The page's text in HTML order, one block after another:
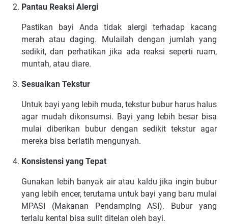
Pantau Reaksi Alergi
Pastikan bayi Anda tidak alergi terhadap kacang
merah atau daging. Mulailah dengan jumlah yang
sedikit, dan perhatikan jika ada reaksi seperti ruam,
muntah, atau diare.
Sesuaikan Tekstur
Untuk bayi yang lebih muda, tekstur bubur harus halus
agar mudah dikonsumsi. Bayi yang lebih besar bisa
mulai diberikan bubur dengan sedikit tekstur agar
mereka bisa berlatih mengunyah.
Konsistensi yang Tepat
Gunakan lebih banyak air atau kaldu jika ingin bubur
yang lebih encer, terutama untuk bayi yang baru mulai
MPASI (Makanan Pendamping ASI). Bubur yang
terlalu kental bisa sulit ditelan oleh bayi.